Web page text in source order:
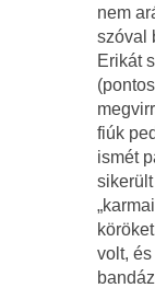
nem
szóval
Erikát
fiúk
ismét
volt,